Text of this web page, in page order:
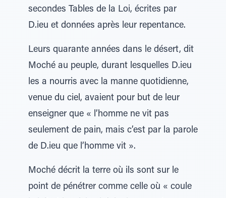
secondes Tables de la Loi, écrites par
D.ieu et données après leur repentance.
Leurs quarante années dans le désert, dit
Moché au peuple, durant lesquelles D.ieu
les a nourris avec la manne quotidienne,
venue du ciel, avaient pour but de leur
enseigner que « l’homme ne vit pas
seulement de pain, mais c’est par la parole
de D.ieu que l’homme vit ».
Moché décrit la terre où ils sont sur le
point de pénétrer comme celle où « coule